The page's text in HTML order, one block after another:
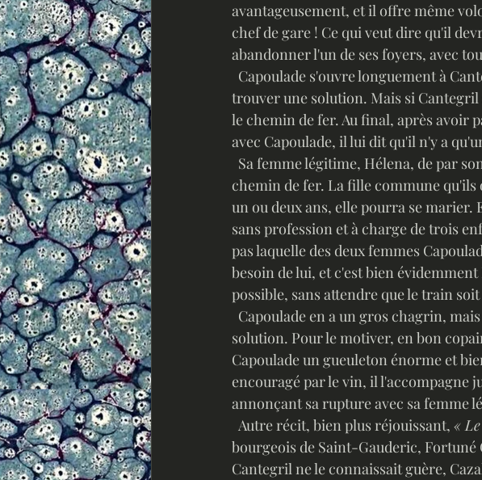
avantageusement, et il offre même
chef de gare ! Ce qui veut dire qu'il
abandonner l'un de ses foyers, avec
trouver une solution. Mais si
le chemin de fer. Au final, après avoir
avec Capoulade, il lui dit qu'il n'y a
chemin de fer. La fille commune qu'ils
un ou deux ans, elle pourra se
sans profession et à charge de trois
pas laquelle des deux femmes
besoin de lui, et c'est bien
possible, sans attendre que le train
solution. Pour le motiver, en bon
Capoulade un gueuleton énorme et
encouragé par le vin, il l'accompagne
annonçant sa rupture avec sa femme
  Autre récit, bien plus réjouissant,
«
bourgeois de Saint-Gauderic, Fortuné
Cantegril ne le connaissait guère,